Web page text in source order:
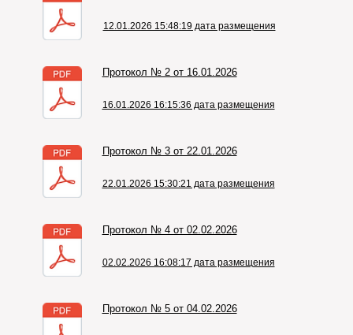
12.01.2026 15:48:19 дата размещения
Протокол № 2 от 16.01.2026
16.01.2026 16:15:36 дата размещения
Протокол № 3 от 22.01.2026
22.01.2026 15:30:21 дата размещения
Протокол № 4 от 02.02.2026
02.02.2026 16:08:17 дата размещения
Протокол № 5 от 04.02.2026